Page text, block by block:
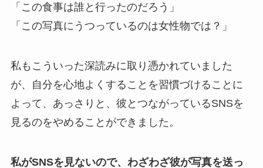
「この食事は誰と行ったのだろう」
「この写真にうつっているのは女性物では？」
私もこういった深読みに取り憑かれていました
が、自分を心地よくすることを習慣づけることに
よって、あっさりと、彼とつながっているSNSを
見るのをやめることができました。
私がSNSを見ないので、わざわざ彼が写真を送っ